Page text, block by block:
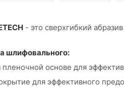
- это сверхгибкий
шлифовального:
основе для
для эффективного